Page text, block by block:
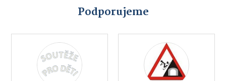
Podporujeme